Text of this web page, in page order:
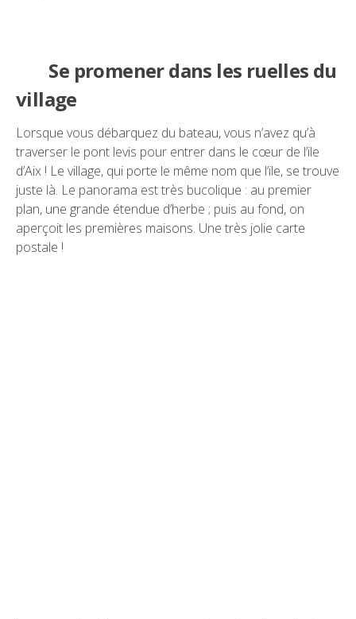
Se promener dans les ruelles du
village
Lorsque vous débarquez du bateau, vous n’avez qu’à
traverser le pont levis pour entrer dans le cœur de l’ile
d’Aix ! Le village, qui porte le même nom que l’ile, se trouve
juste là. Le panorama est très bucolique : au premier
plan, une grande étendue d’herbe ; puis au fond, on
aperçoit les premières maisons. Une très jolie carte
postale !